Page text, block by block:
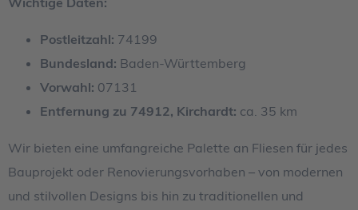
Postleitzahl: 74199
Bundesland: Baden-Württemberg
Vorwahl: 07131
Entfernung zu 74912, Kirchardt: ca. 35 km
Wir bieten eine umfangreiche Palette an Fliesen für jedes
Bauprojekt oder Renovierungsvorhaben – von modernen
und stilvollen Designs bis hin zu traditionellen und